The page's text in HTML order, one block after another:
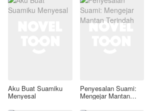
Aku Buat Suamiku
Menyesal
Penyesalan Suami:
Mengejar Mantan